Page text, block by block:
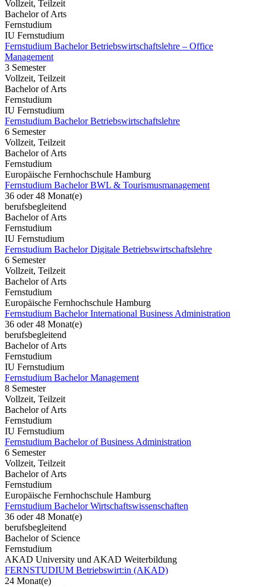
Vollzeit, Teilzeit
Bachelor of Arts
Fernstudium
IU Fernstudium
Fernstudium Bachelor Betriebswirtschaftslehre – Office
Management
3 Semester
Vollzeit, Teilzeit
Bachelor of Arts
Fernstudium
IU Fernstudium
Fernstudium Bachelor Betriebswirtschaftslehre
6 Semester
Vollzeit, Teilzeit
Bachelor of Arts
Fernstudium
Europäische Fernhochschule Hamburg
Fernstudium Bachelor BWL & Tourismusmanagement
36 oder 48 Monat(e)
berufsbegleitend
Bachelor of Arts
Fernstudium
IU Fernstudium
Fernstudium Bachelor Digitale Betriebswirtschaftslehre
6 Semester
Vollzeit, Teilzeit
Bachelor of Arts
Fernstudium
Europäische Fernhochschule Hamburg
Fernstudium Bachelor International Business Administration
36 oder 48 Monat(e)
berufsbegleitend
Bachelor of Arts
Fernstudium
IU Fernstudium
Fernstudium Bachelor Management
8 Semester
Vollzeit, Teilzeit
Bachelor of Arts
Fernstudium
IU Fernstudium
Fernstudium Bachelor of Business Administration
6 Semester
Vollzeit, Teilzeit
Bachelor of Arts
Fernstudium
Europäische Fernhochschule Hamburg
Fernstudium Bachelor Wirtschaftswissenschaften
36 oder 48 Monat(e)
berufsbegleitend
Bachelor of Science
Fernstudium
AKAD University und AKAD Weiterbildung
FERNSTUDIUM Betriebswirt:in (AKAD)
24 Monat(e)